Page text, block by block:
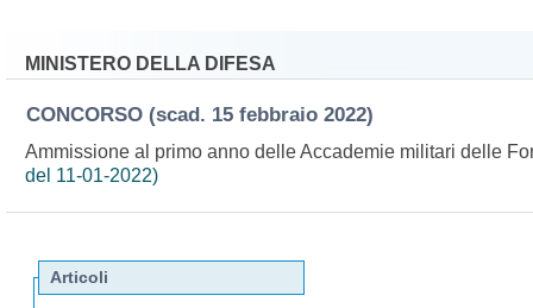
MINISTERO DELLA DIFESA
CONCORSO (scad. 15 febbraio 2022)
Ammissione al primo anno delle Accademie militari delle
del 11-01-2022)